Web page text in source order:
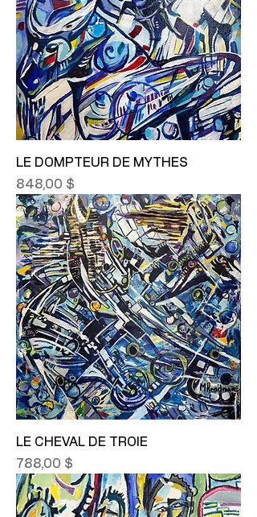
LE DOMPTEUR DE MYTHES
Prix
848,00 $
LE CHEVAL DE TROIE
Prix
788,00 $